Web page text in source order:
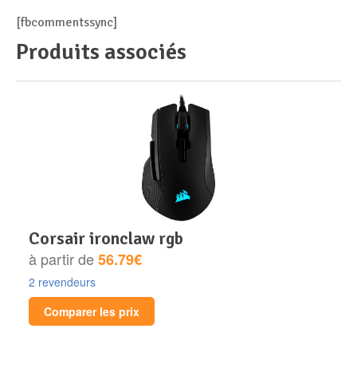
[fbcommentssync]
Produits associés
corsair ironclaw rgb
à partir de56.79€
2 revendeurs
Comparer les prix